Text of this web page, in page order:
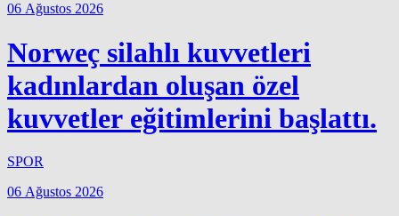
06 Ağustos 2026
Norweç silahlı kuvvetleri
kadınlardan oluşan özel
kuvvetler eğitimlerini başlattı.
SPOR
06 Ağustos 2026